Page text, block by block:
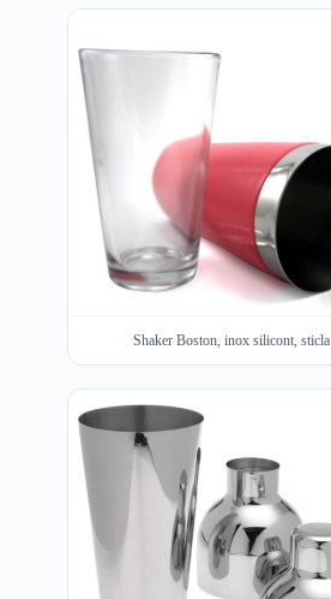
Shaker Boston, inox silicont, sticla